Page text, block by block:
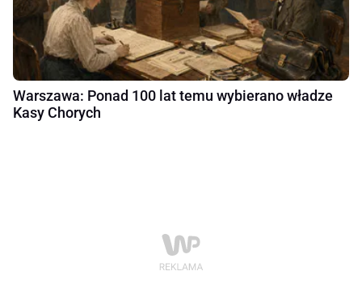
Warszawa: Ponad 100 lat temu wybierano władze
Kasy Chorych